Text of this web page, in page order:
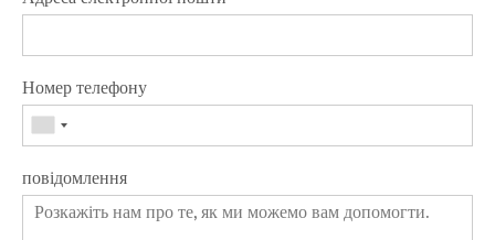
Номер телефону
повідомлення